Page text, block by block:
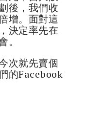
後，我們收
增。面對這
決定率先在
。
次就先賣個
的Facebook